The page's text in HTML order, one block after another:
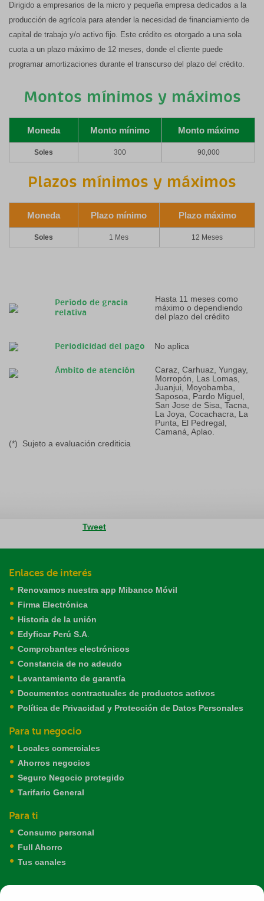
Dirigido a empresarios de la micro y pequeña empresa dedicados a la
producción de agrícola para atender la necesidad de financiamiento de
capital de trabajo y/o activo fijo. Este crédito es otorgado a una sola
cuota a un plazo máximo de 12 meses, donde el cliente puede
programar amortizaciones durante el transcurso del plazo del crédito.
Montos mínimos y máximos
Moneda Monto mínimo Monto máximo
Soles 300 90,000
Plazos mínimos y máximos
Moneda Plazo mínimo Plazo máximo
Soles 1 Mes 12 Meses
Período de gracia
relativa
Hasta 11 meses como
máximo o dependiendo
del plazo del crédito
Periodicidad del pago No aplica
Ámbito de atención
Caraz, Carhuaz, Yungay,
Morropón, Las Lomas,
Juanjui, Moyobamba,
Saposoa, Pardo Miguel,
San Jose de Sisa, Tacna,
La Joya, Cocachacra, La
Punta, El Pedregal,
Camaná, Aplao.
(*) Sujeto a evaluación crediticia
Tweet
Enlaces de interés
Renovamos nuestra app Mibanco Móvil
Firma Electrónica
Historia de la unión
Edyficar Perú S.A
Comprobantes electrónicos
Constancia de no adeudo
Levantamiento de garantía
Documentos contractuales de productos activos
Política de Privacidad y Protección de Datos Personales
Para tu negocio
Locales comerciales
Ahorros negocios
Seguro Negocio protegido
Tarifario General
Para ti
Consumo personal
Full Ahorro
Tus canales